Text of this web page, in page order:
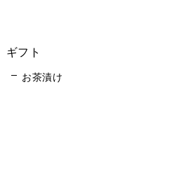
ギフト
お茶漬け